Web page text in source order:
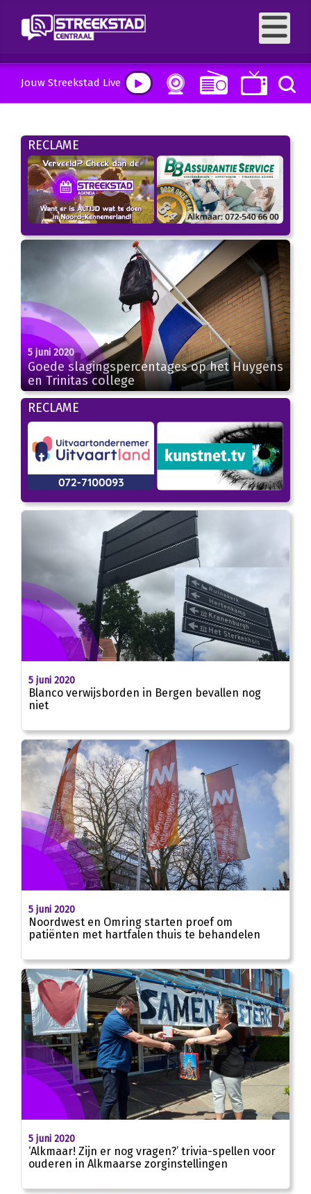
Jouw Streekstad Live
RECLAME
5 juni 2020
Goede slagingspercentages op het Huygens
en Trinitas college
RECLAME
5 juni 2020
Blanco verwijsborden in Bergen bevallen nog
niet
5 juni 2020
Noordwest en Omring starten proef om
patiënten met hartfalen thuis te behandelen
5 juni 2020
‘Alkmaar! Zijn er nog vragen?’ trivia-spellen voor
ouderen in Alkmaarse zorginstellingen